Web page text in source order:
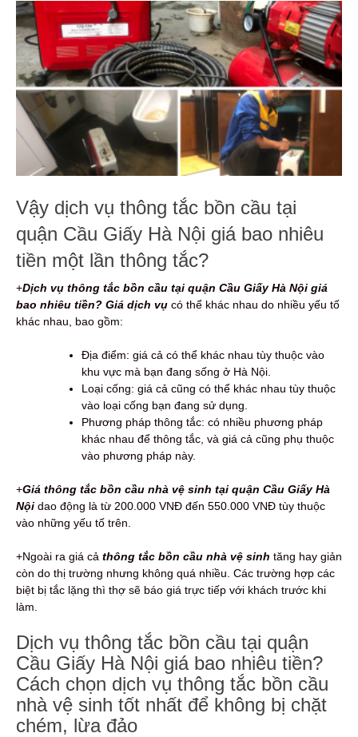
Vậy dịch vụ thông tắc bồn cầu tại
quận Cầu Giấy Hà Nội giá bao nhiêu
tiền một lần thông tắc?
+Dịch vụ thông tắc bồn cầu tại quận Cầu Giấy Hà Nội giá
bao nhiêu tiền? Giá dịch vụ có thể khác nhau do nhiều yếu tố
khác nhau, bao gồm:
Địa điểm: giá cả có thể khác nhau tùy thuộc vào
khu vực mà bạn đang sống ở Hà Nội.
Loại cống: giá cả cũng có thể khác nhau tùy thuộc
vào loại cống bạn đang sử dụng.
Phương pháp thông tắc: có nhiều phương pháp
khác nhau để thông tắc, và giá cả cũng phụ thuộc
vào phương pháp này.
+Giá thông tắc bồn cầu nhà vệ sinh tại quận Cầu Giấy Hà
Nội dao động là từ 200.000 VNĐ đến 550.000 VNĐ tùy thuộc
vào những yếu tố trên.
+Ngoài ra giá cả thông tắc bồn cầu nhà vệ sinh tăng hay giản
còn do thị trường nhưng không quá nhiều. Các trường hợp các
biệt bị tắc lặng thì thợ sẽ báo giá trực tiếp với khách trước khi
làm.
Dịch vụ thông tắc bồn cầu tại quận
Cầu Giấy Hà Nội giá bao nhiêu tiền?
Cách chọn dịch vụ thông tắc bồn cầu
nhà vệ sinh tốt nhất để không bị chặt
chém, lừa đảo